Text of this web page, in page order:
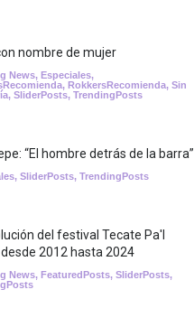
nombre de mujer
News, Especiales,
, RokkersRecomienda, Sin
, SliderPosts, TrendingPosts
“El hombre detrás de la barra”
, SliderPosts, TrendingPosts
del festival Tecate Pa'l
2012 hasta 2024
News, FeaturedPosts, SliderPosts,